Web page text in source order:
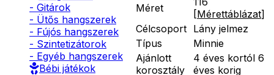
- Gitárok
- Ütős hangszerek
- Fújós hangszerek
- Szintetizátorok
- Egyéb hangszerek
Bébi játékok
Méret
[Mérettáblázat]
Célcsoport Lány jelmez
Típus
Minnie
Ajánlott
korosztály
4 éves kortól 6
éves korig